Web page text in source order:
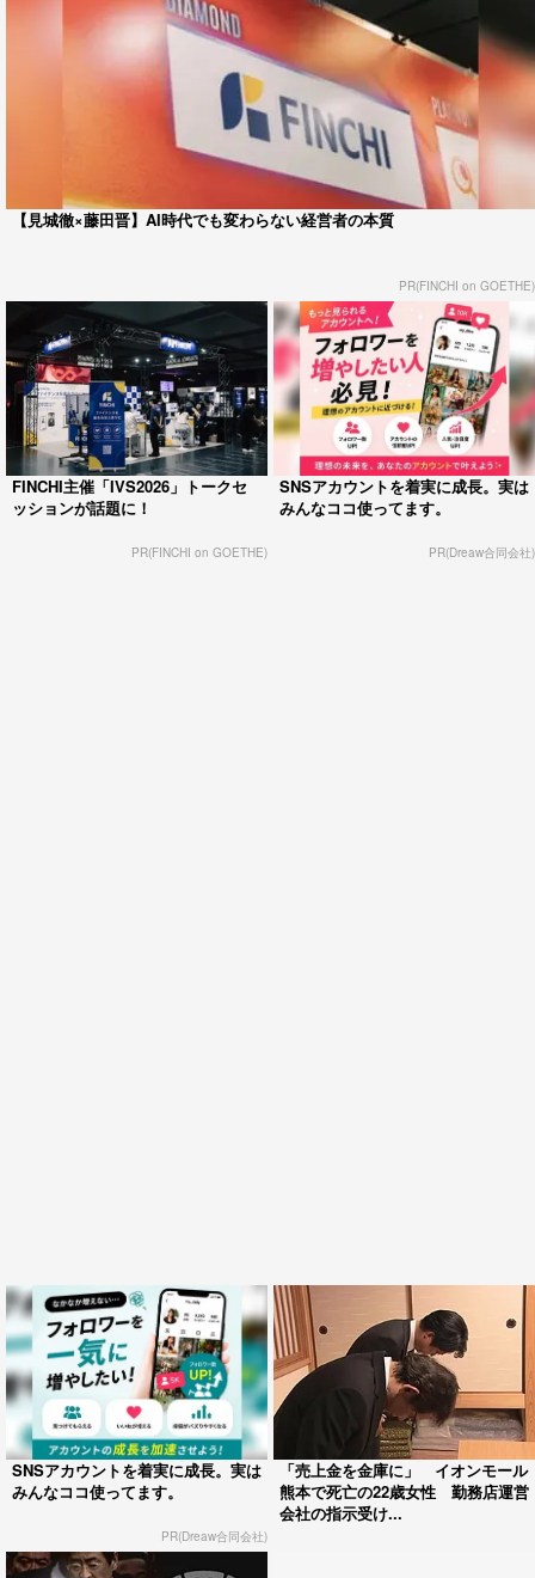
【見城徹×藤田晋】AI時代でも変わらない経営者の本質
PR(FINCHI on GOETHE)
FINCHI主催「IVS2026」トークセ
ッションが話題に！
PR(FINCHI on GOETHE)
SNSアカウントを着実に成長。実は
みんなココ使ってます。
PR(Dreaw合同会社)
SNSアカウントを着実に成長。実は
みんなココ使ってます。
PR(Dreaw合同会社)
「売上金を金庫に」 イオンモール
熊本で死亡の22歳女性 勤務店運営
会社の指示受け...